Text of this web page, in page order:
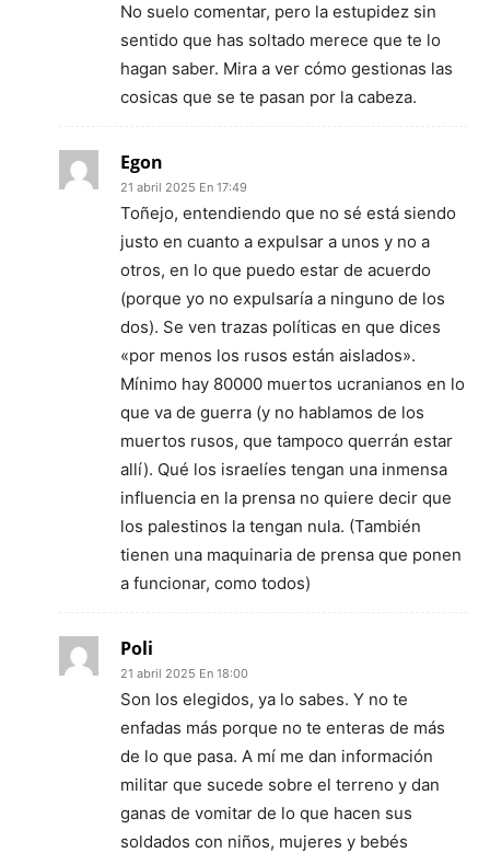
No suelo comentar, pero la estupidez sin
sentido que has soltado merece que te lo
hagan saber. Mira a ver cómo gestionas las
cosicas que se te pasan por la cabeza.
Egon
21 abril 2025 En 17:49
Toñejo, entendiendo que no sé está siendo
justo en cuanto a expulsar a unos y no a
otros, en lo que puedo estar de acuerdo
(porque yo no expulsaría a ninguno de los
dos). Se ven trazas políticas en que dices
«por menos los rusos están aislados».
Mínimo hay 80000 muertos ucranianos en lo
que va de guerra (y no hablamos de los
muertos rusos, que tampoco querrán estar
allí). Qué los israelíes tengan una inmensa
influencia en la prensa no quiere decir que
los palestinos la tengan nula. (También
tienen una maquinaria de prensa que ponen
a funcionar, como todos)
Poli
21 abril 2025 En 18:00
Son los elegidos, ya lo sabes. Y no te
enfadas más porque no te enteras de más
de lo que pasa. A mí me dan información
militar que sucede sobre el terreno y dan
ganas de vomitar de lo que hacen sus
soldados con niños, mujeres y bebés